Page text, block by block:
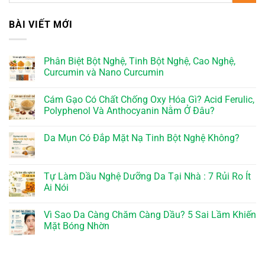
BÀI VIẾT MỚI
Phân Biệt Bột Nghệ, Tinh Bột Nghệ, Cao Nghệ,
Curcumin và Nano Curcumin
Cám Gạo Có Chất Chống Oxy Hóa Gì? Acid Ferulic,
Polyphenol Và Anthocyanin Nằm Ở Đâu?
Da Mụn Có Đắp Mặt Nạ Tinh Bột Nghệ Không?
Tự Làm Dầu Nghệ Dưỡng Da Tại Nhà : 7 Rủi Ro Ít
Ai Nói
Vì Sao Da Càng Chăm Càng Dầu? 5 Sai Lầm Khiến
Mặt Bóng Nhờn